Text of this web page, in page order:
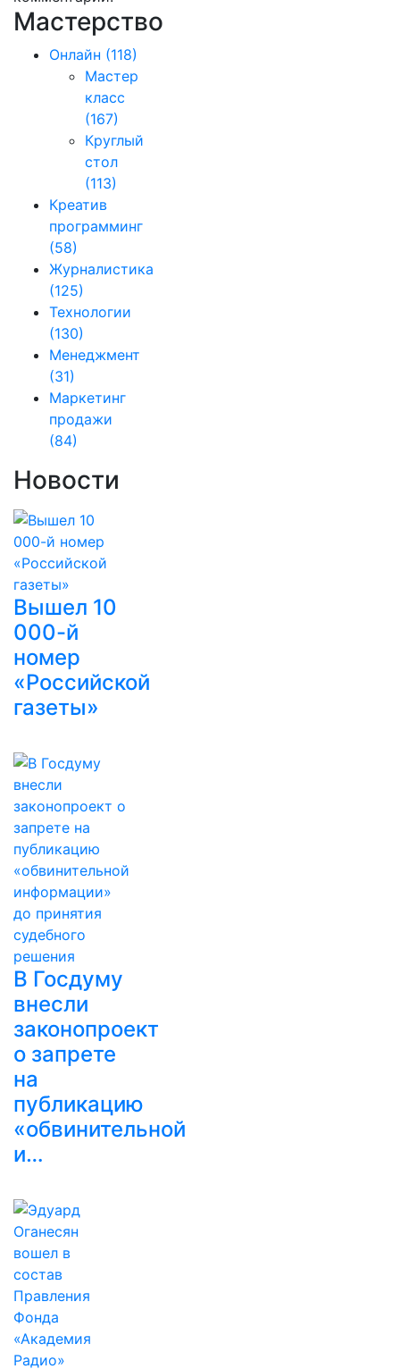
Мастерство
Онлайн (118)
Мастер
класс
(167)
Круглый
стол
(113)
Креатив
программинг
(58)
Журналистика
(125)
Технологии
(130)
Менеджмент
(31)
Маркетинг
продажи
(84)
Новости
Вышел 10
000-й
номер
«Российской
газеты»
В Госдуму
внесли
законопроект
о запрете
на
публикацию
«обвинительной
и…